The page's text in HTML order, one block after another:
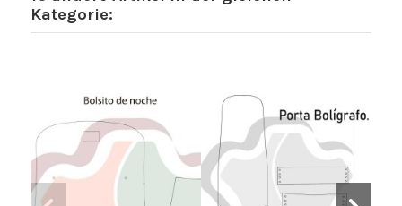
Kategorie: